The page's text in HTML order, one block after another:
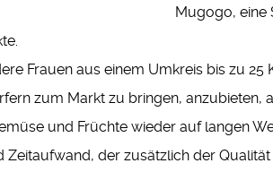
Mugogo, eine
Frauen aus einem Umkreis bis zu
zum Markt zu bringen,
und Früchte wieder auf langen
der zusätzlich der